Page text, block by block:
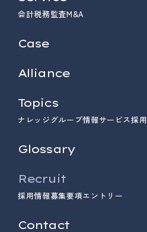
会計税務監査M&A
Case
Alliance
Topics
ナレッジ グループ情報サービス採用
Glossary
Recruit
採用情報募集要項エントリー
Contact